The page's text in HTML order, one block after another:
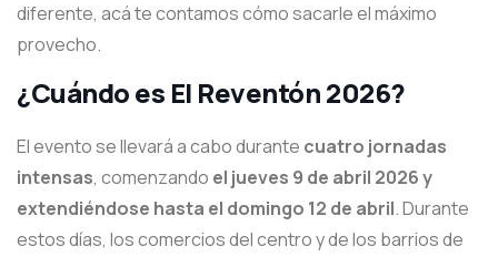
diferente, acá te contamos cómo sacarle el máximo
provecho.
¿Cuándo es El Reventón 2026?
El evento se llevará a cabo durante cuatro jornadas
intensas, comenzando el jueves 9 de abril 2026 y
extendiéndose hasta el domingo 12 de abril. Durante
estos días, los comercios del centro y de los barrios de